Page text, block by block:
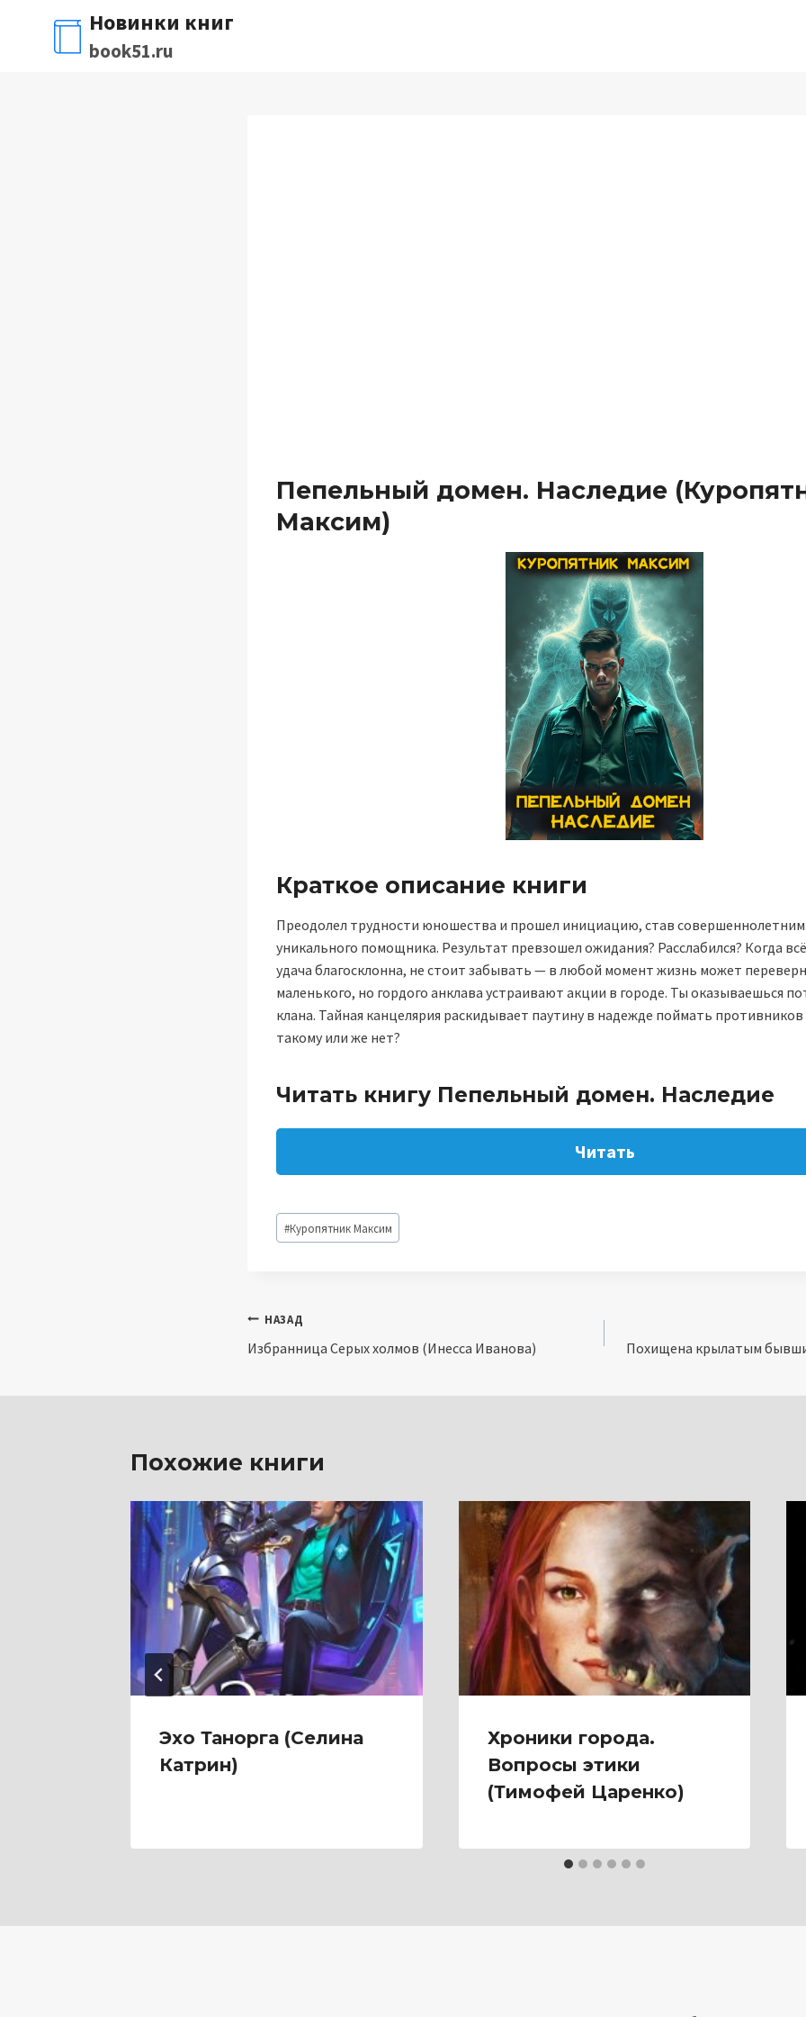
содержимому
Новинки книг
book51.ru
Пепельный домен. Наследие
Максим)
Краткое описание книги
Преодолел трудности юношества и прошел инициацию, став
уникального помощника. Результат превзошел ожидания? Расслабился? Когда
удача благосклонна, не стоит забывать — в любой момент жизнь может
маленького, но гордого анклава устраивают акции в городе. Ты оказываешься
клана. Тайная канцелярия раскидывает паутину в надежде поймать
такому или же нет?
Читать книгу Пепельный домен. Наследие
Читать
Метки
записи:
#Куропятник Максим
Навигация
по
НАЗАД
Избранница Серых холмов (Инесса Иванова) Похищена крылатым
Похожие книги
Эхо Танорга (Селина
Катрин)
Хроники города.
Вопросы этики
(Тимофей Царенко)